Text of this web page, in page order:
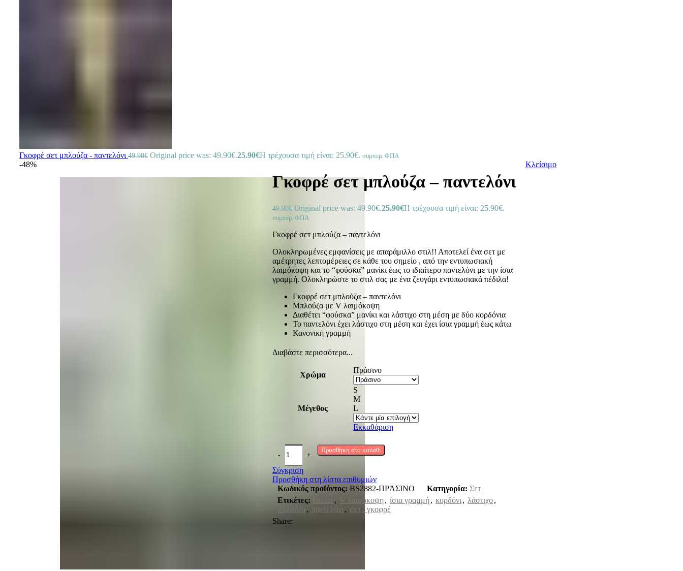
Γκοφρέ σετ μπλούζα - παντελόνι 49.90€ Original price was: 49.90€.25.90€Η τρέχουσα τιμή είναι: 25.90€. συμπερ. ΦΠΑ
-48%
Γκοφρέ σετ μπλούζα – παντελόνι
49.90€ Original price was: 49.90€.25.90€Η τρέχουσα τιμή είναι: 25.90€.
συμπερ. ΦΠΑ
Γκοφρέ σετ μπλούζα – παντελόνι
Ολοκληρωμένες εμφανίσεις με απαράμιλλο στιλ!! Αποτελεί ένα σετ με
αμέτρητες λεπτομέρειες σε κάθε του σημείο , από την εντυπωσιακή
λαιμόκοψη και το “φούσκα” μανίκι έως το ιδιαίτερο παντελόνι με την ίσια
γραμμή. Ολοκληρώστε το στιλ σας με ένα ζευγάρι εντυπωσιακά πέδιλα!
Γκοφρέ σετ μπλούζα – παντελόνι
Μπλούζα με V λαιμόκοψη
Διαθέτει “φούσκα” μανίκι και λάστιχο στη μέση με δύο κορδόνια
Το παντελόνι έχει λάστιχο στη μέση και έχει ίσια γραμμή έως κάτω
Κανονική γραμμή
Διαβάστε περισσότερα...
Χρώμα
Πράσινο
Μέγεθος
S
M
L
Εκκαθάριση
Προσθήκη στο καλάθι
Σύγκριση
Προσθήκη στη λίστα επιθυμιών
Κωδικός προϊόντος: BS2882-ΠΡΆΣΙΝΟ Κατηγορία: Σετ
Ετικέτες: bazaar, V λαιμόκοψη, ίσια γραμμή, κορδόνι , λάστιχο,
μπλούζα, παντελόνι , σετ . γκοφρέ
Share:
Κλείσιμο